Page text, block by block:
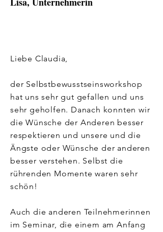
Liebe Claudia,
der Selbstbewusstseinsworkshop
hat uns sehr gut gefallen und uns
sehr geholfen. Danach konnten wir
die Wünsche der Anderen besser
respektieren und unsere und die
Ängste oder Wünsche der anderen
besser verstehen. Selbst die
rührenden Momente waren sehr
schön!
Auch die anderen Teilnehmerinnen
im Seminar, die einem am Anfang